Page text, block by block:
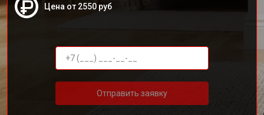
Цена от 2550 руб
Отправить заявку